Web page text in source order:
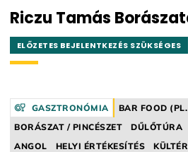
Riczu Tamás
ELŐZETES BEJELENTKEZÉS SZÜKSÉGES
GASZTRONÓMIA
BAR FOOD
BORÁSZAT / PINCÉSZET
DŰLŐTÚRA
ANGOL
HELYI ÉRTÉKESÍTÉS